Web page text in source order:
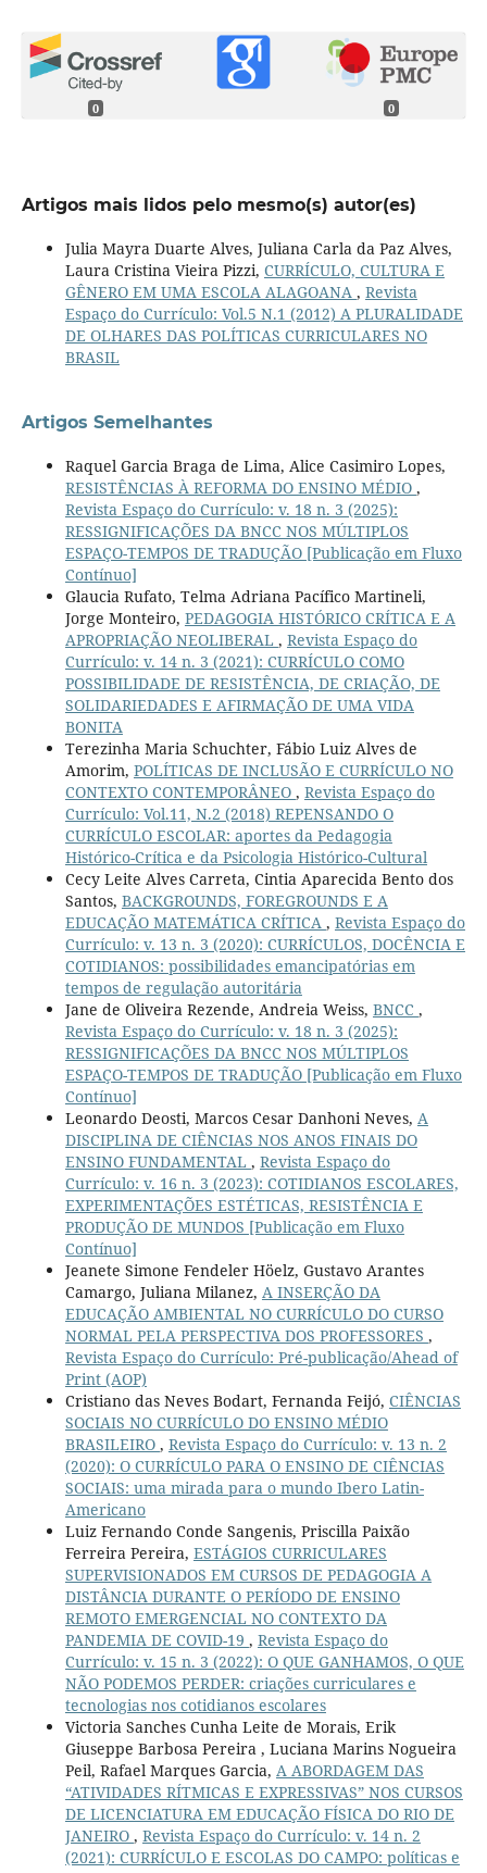
0 0
Artigos mais lidos pelo mesmo(s) autor(es)
Julia Mayra Duarte Alves, Juliana Carla da Paz Alves,
Laura Cristina Vieira Pizzi, CURRÍCULO, CULTURA E
GÊNERO EM UMA ESCOLA ALAGOANA , Revista
Espaço do Currículo: Vol.5 N.1 (2012) A PLURALIDADE
DE OLHARES DAS POLÍTICAS CURRICULARES NO
BRASIL
Artigos Semelhantes
Raquel Garcia Braga de Lima, Alice Casimiro Lopes,
RESISTÊNCIAS À REFORMA DO ENSINO MÉDIO ,
Revista Espaço do Currículo: v. 18 n. 3 (2025):
RESSIGNIFICAÇÕES DA BNCC NOS MÚLTIPLOS
ESPAÇO-TEMPOS DE TRADUÇÃO [Publicação em Fluxo
Contínuo]
Glaucia Rufato, Telma Adriana Pacífico Martineli,
Jorge Monteiro, PEDAGOGIA HISTÓRICO CRÍTICA E A
APROPRIAÇÃO NEOLIBERAL , Revista Espaço do
Currículo: v. 14 n. 3 (2021): CURRÍCULO COMO
POSSIBILIDADE DE RESISTÊNCIA, DE CRIAÇÃO, DE
SOLIDARIEDADES E AFIRMAÇÃO DE UMA VIDA
BONITA
Terezinha Maria Schuchter, Fábio Luiz Alves de
Amorim, POLÍTICAS DE INCLUSÃO E CURRÍCULO NO
CONTEXTO CONTEMPORÂNEO , Revista Espaço do
Currículo: Vol.11, N.2 (2018) REPENSANDO O
CURRÍCULO ESCOLAR: aportes da Pedagogia
Histórico-Crítica e da Psicologia Histórico-Cultural
Cecy Leite Alves Carreta, Cintia Aparecida Bento dos
Santos, BACKGROUNDS, FOREGROUNDS E A
EDUCAÇÃO MATEMÁTICA CRÍTICA , Revista Espaço do
Currículo: v. 13 n. 3 (2020): CURRÍCULOS, DOCÊNCIA E
COTIDIANOS: possibilidades emancipatórias em
tempos de regulação autoritária
Jane de Oliveira Rezende, Andreia Weiss, BNCC ,
Revista Espaço do Currículo: v. 18 n. 3 (2025):
RESSIGNIFICAÇÕES DA BNCC NOS MÚLTIPLOS
ESPAÇO-TEMPOS DE TRADUÇÃO [Publicação em Fluxo
Contínuo]
Leonardo Deosti, Marcos Cesar Danhoni Neves, A
DISCIPLINA DE CIÊNCIAS NOS ANOS FINAIS DO
ENSINO FUNDAMENTAL , Revista Espaço do
Currículo: v. 16 n. 3 (2023): COTIDIANOS ESCOLARES,
EXPERIMENTAÇÕES ESTÉTICAS, RESISTÊNCIA E
PRODUÇÃO DE MUNDOS [Publicação em Fluxo
Contínuo]
Jeanete Simone Fendeler Höelz, Gustavo Arantes
Camargo, Juliana Milanez, A INSERÇÃO DA
EDUCAÇÃO AMBIENTAL NO CURRÍCULO DO CURSO
NORMAL PELA PERSPECTIVA DOS PROFESSORES ,
Revista Espaço do Currículo: Pré-publicação/Ahead of
Print (AOP)
Cristiano das Neves Bodart, Fernanda Feijó, CIÊNCIAS
SOCIAIS NO CURRÍCULO DO ENSINO MÉDIO
BRASILEIRO , Revista Espaço do Currículo: v. 13 n. 2
(2020): O CURRÍCULO PARA O ENSINO DE CIÊNCIAS
SOCIAIS: uma mirada para o mundo Ibero Latin-
Americano
Luiz Fernando Conde Sangenis, Priscilla Paixão
Ferreira Pereira, ESTÁGIOS CURRICULARES
SUPERVISIONADOS EM CURSOS DE PEDAGOGIA A
DISTÂNCIA DURANTE O PERÍODO DE ENSINO
REMOTO EMERGENCIAL NO CONTEXTO DA
PANDEMIA DE COVID-19 , Revista Espaço do
Currículo: v. 15 n. 3 (2022): O QUE GANHAMOS, O QUE
NÃO PODEMOS PERDER: criações curriculares e
tecnologias nos cotidianos escolares
Victoria Sanches Cunha Leite de Morais, Erik
Giuseppe Barbosa Pereira , Luciana Marins Nogueira
Peil, Rafael Marques Garcia, A ABORDAGEM DAS
“ATIVIDADES RÍTMICAS E EXPRESSIVAS” NOS CURSOS
DE LICENCIATURA EM EDUCAÇÃO FÍSICA DO RIO DE
JANEIRO , Revista Espaço do Currículo: v. 14 n. 2
(2021): CURRÍCULO E ESCOLAS DO CAMPO: políticas e